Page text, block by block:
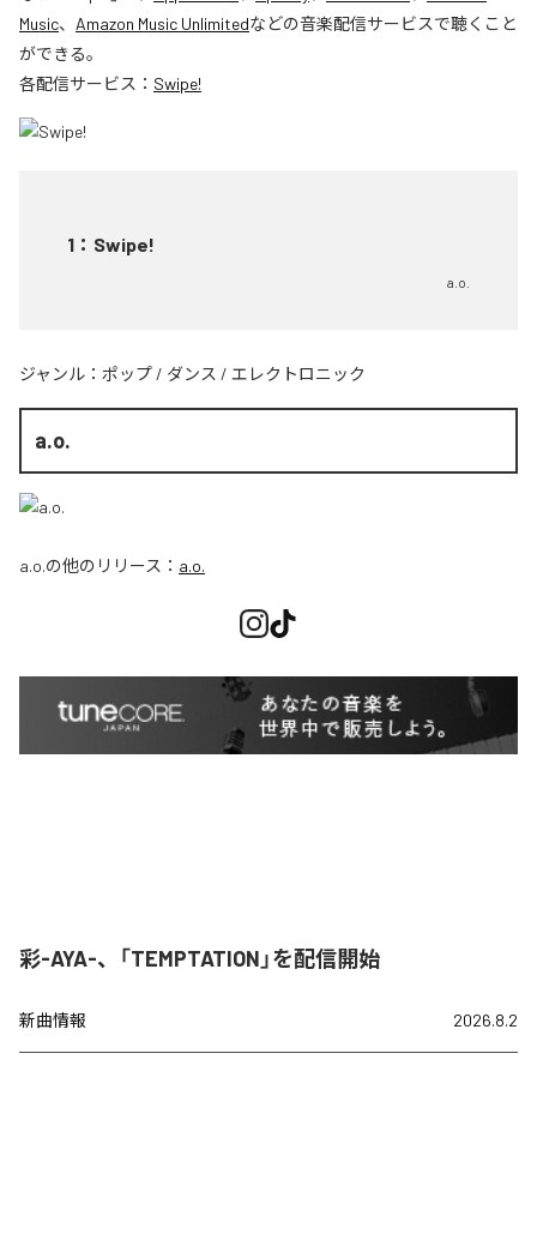
Music、 Amazon Music Unlimitedなどの音楽配信サービスで聴くこと
ができる。
各配信サービス： Swipe!
1 ： Swipe!
a.o.
ジャンル： ポップ / ダンス / エレクトロニック
a.o.
a.o.の他のリリース： a.o.
彩-AYA-、「TEMPTATION」を配信開始
新曲情報 2026.8.2